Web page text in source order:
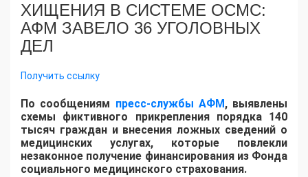
ХИЩЕНИЯ В СИСТЕМЕ ОСМС:
АФМ ЗАВЕЛО 36 УГОЛОВНЫХ
ДЕЛ
Получить ссылку
По сообщениям пресс-службы АФМ, выявлены
схемы фиктивного прикрепления порядка 140
тысяч граждан и внесения ложных сведений о
медицинских услугах, которые повлекли
незаконное получение финансирования из Фонда
социального медицинского страхования.